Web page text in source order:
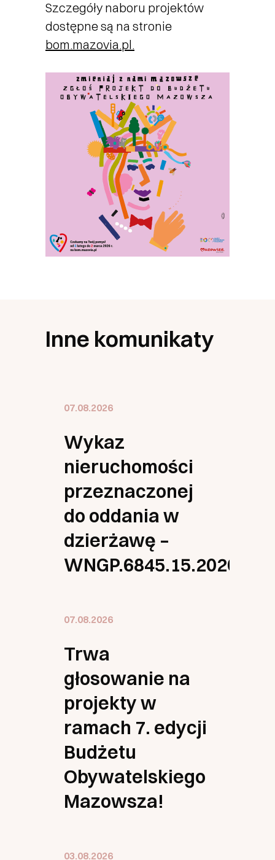
Szczegóły naboru projektów
dostępne są na stronie
bom.mazovia.pl.
Inne komunikaty
07.08.2026
Wykaz
nieruchomości
przeznaczonej
do oddania w
dzierżawę –
07.08.2026
Trwa
głosowanie na
projekty w
ramach 7. edycji
Budżetu
Obywatelskiego
Mazowsza!
03.08.2026